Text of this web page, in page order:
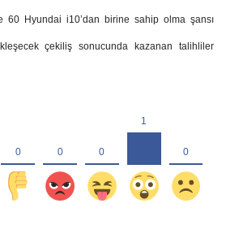
60 Hyundai i10’dan birine sahip olma şansı
çekiliş sonucunda kazanan talihliler